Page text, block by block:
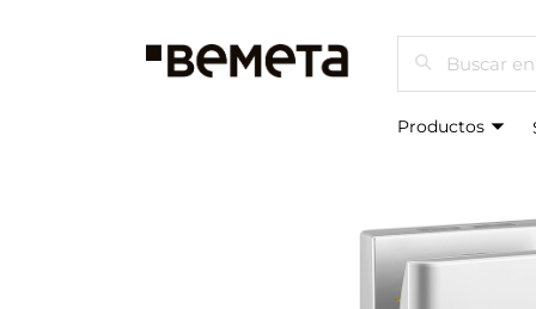
Buscar
Productos